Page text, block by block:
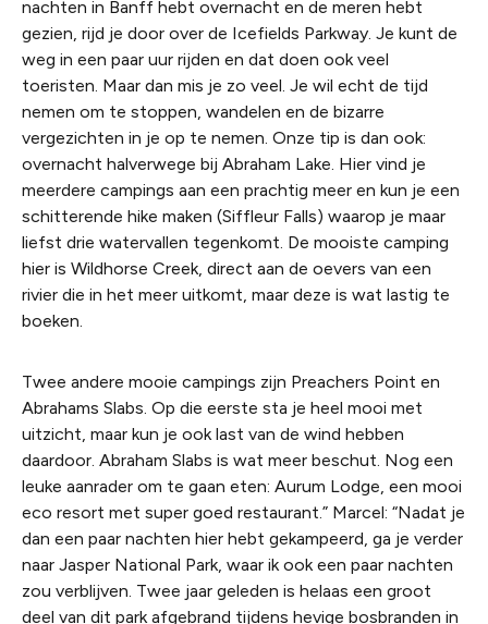
nachten in Banff hebt overnacht en de meren hebt
gezien, rijd je door over de Icefields Parkway. Je kunt de
weg in een paar uur rijden en dat doen ook veel
toeristen. Maar dan mis je zo veel. Je wil echt de tijd
nemen om te stoppen, wandelen en de bizarre
vergezichten in je op te nemen. Onze tip is dan ook:
overnacht halverwege bij Abraham Lake. Hier vind je
meerdere campings aan een prachtig meer en kun je een
schitterende hike maken (Siffleur Falls) waarop je maar
liefst drie watervallen tegenkomt. De mooiste camping
hier is Wildhorse Creek, direct aan de oevers van een
rivier die in het meer uitkomt, maar deze is wat lastig te
boeken.
Twee andere mooie campings zijn Preachers Point en
Abrahams Slabs. Op die eerste sta je heel mooi met
uitzicht, maar kun je ook last van de wind hebben
daardoor. Abraham Slabs is wat meer beschut. Nog een
leuke aanrader om te gaan eten: Aurum Lodge, een mooi
eco resort met super goed restaurant.” Marcel: “Nadat je
dan een paar nachten hier hebt gekampeerd, ga je verder
naar Jasper National Park, waar ik ook een paar nachten
zou verblijven. Twee jaar geleden is helaas een groot
deel van dit park afgebrand tijdens hevige bosbranden in